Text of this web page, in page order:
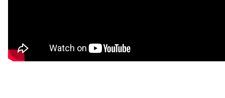
大学発スタートアップ